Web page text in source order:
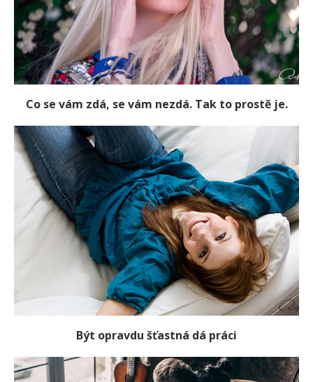
Co se vám zdá, se vám nezdá. Tak to prostě je.
Být opravdu šťastná dá práci